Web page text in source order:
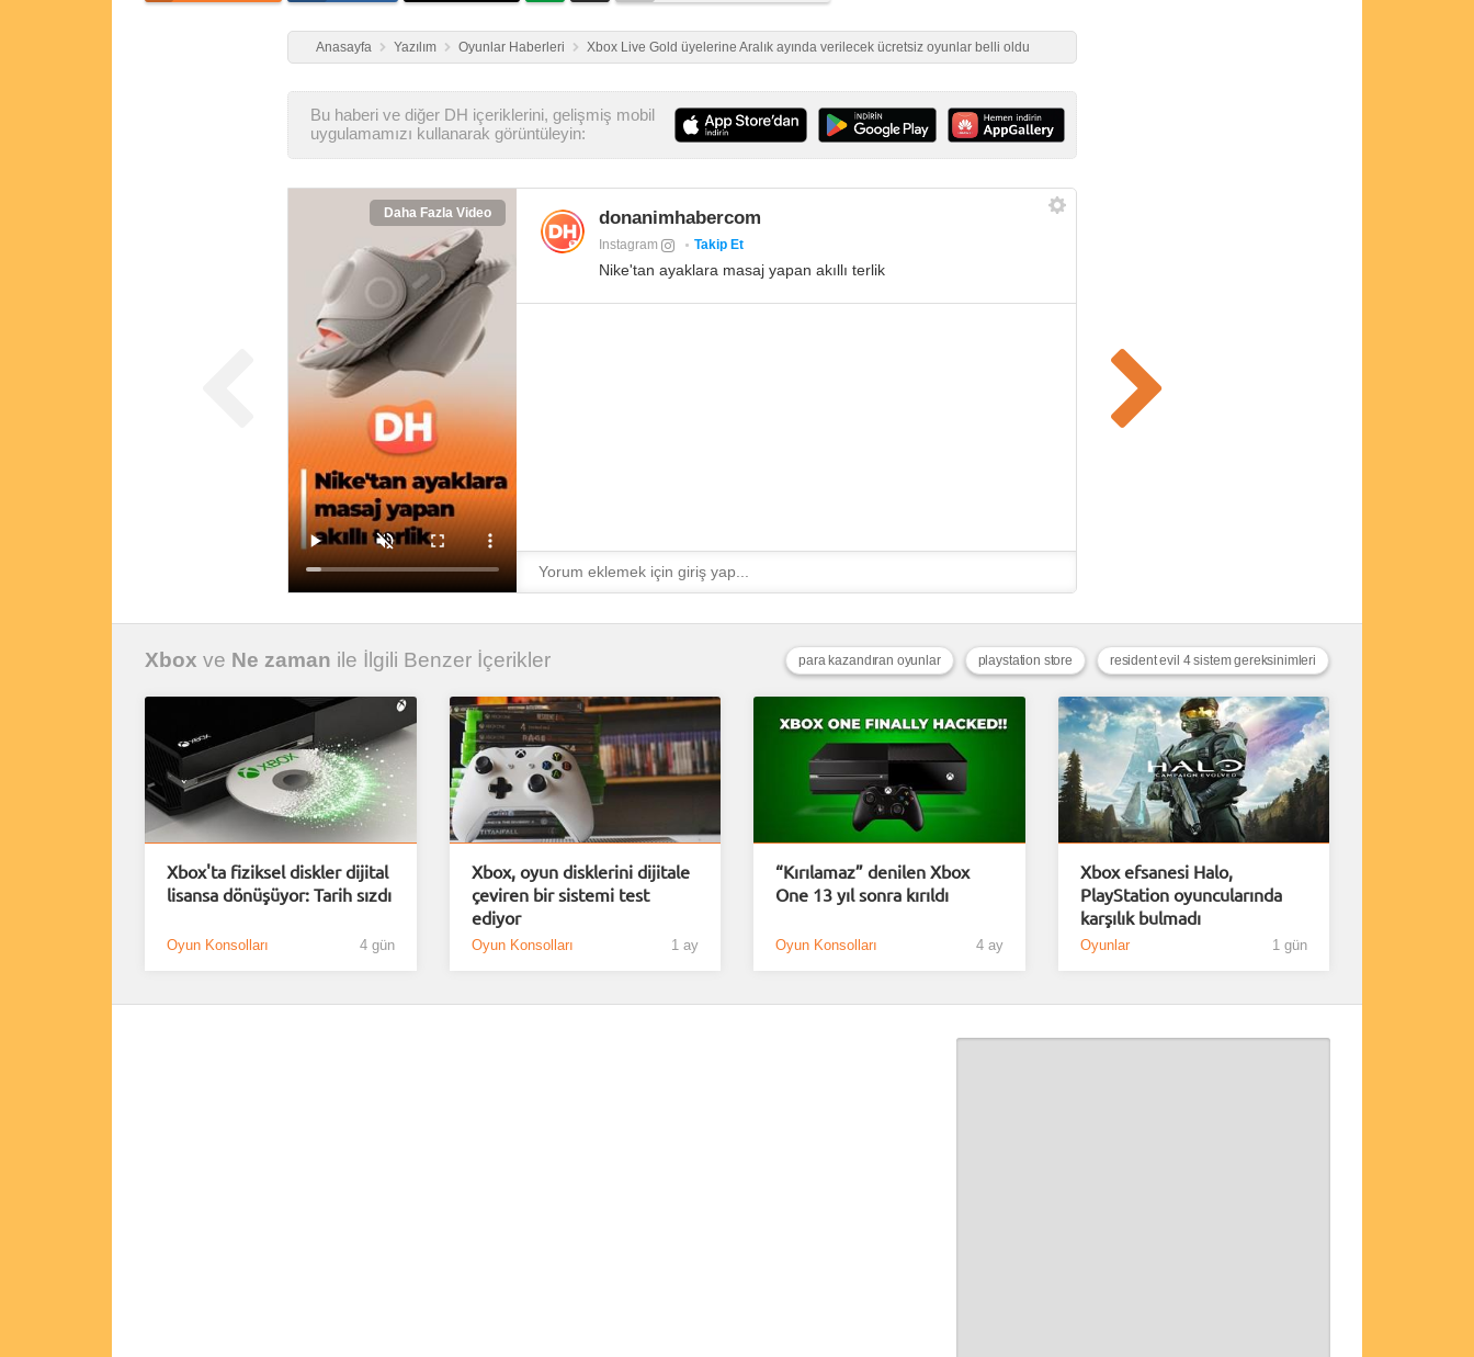
Anasayfa Yazılım Oyunlar Haberleri Xbox Live Gold üyelerine Aralık ayında verilecek ücretsiz oyunlar belli oldu
Bu haberi ve diğer DH içeriklerini, gelişmiş mobil
uygulamamızı kullanarak görüntüleyin:
Daha Fazla Video donanimhabercom
Instagram Takip Et
Nike'tan ayaklara masaj yapan akıllı terlik
Xbox ve Ne zaman ile İlgili Benzer İçerikler resident evil 4 sistem gereksinimleri
playstation store
para kazandıran oyunlar
Xbox'ta fiziksel diskler dijital
lisansa dönüşüyor: Tarih sızdı
Oyun Konsolları 4 gün
Xbox, oyun disklerini dijitale
çeviren bir sistemi test
ediyor
Oyun Konsolları 1 ay
“Kırılamaz” denilen Xbox
One 13 yıl sonra kırıldı
Oyun Konsolları 4 ay
Xbox efsanesi Halo,
PlayStation oyuncularında
karşılık bulmadı
Oyunlar 1 gün